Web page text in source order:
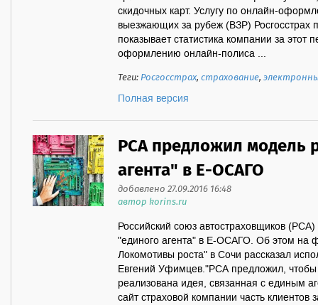
скидочных карт. Услугу по онлайн-
выезжающих за рубеж (ВЗР) Росгосстрах
показывает статистика компании за этот
оформлению онлайн-полиса ...
Теги:Росгосстрах,страхование,
Полная версия
РСА предложил модель
агента" в Е-ОСАГО
добавлено 27.09.2016 16:48
автор korins.ru
Российский союз автостраховщиков
"единого агента" в Е-ОСАГО. Об этом на
Локомотивы роста" в Сочи рассказал
Евгений Уфимцев."РСА предложил,
реализована идея, связанная с единым
сайт страховой компании часть